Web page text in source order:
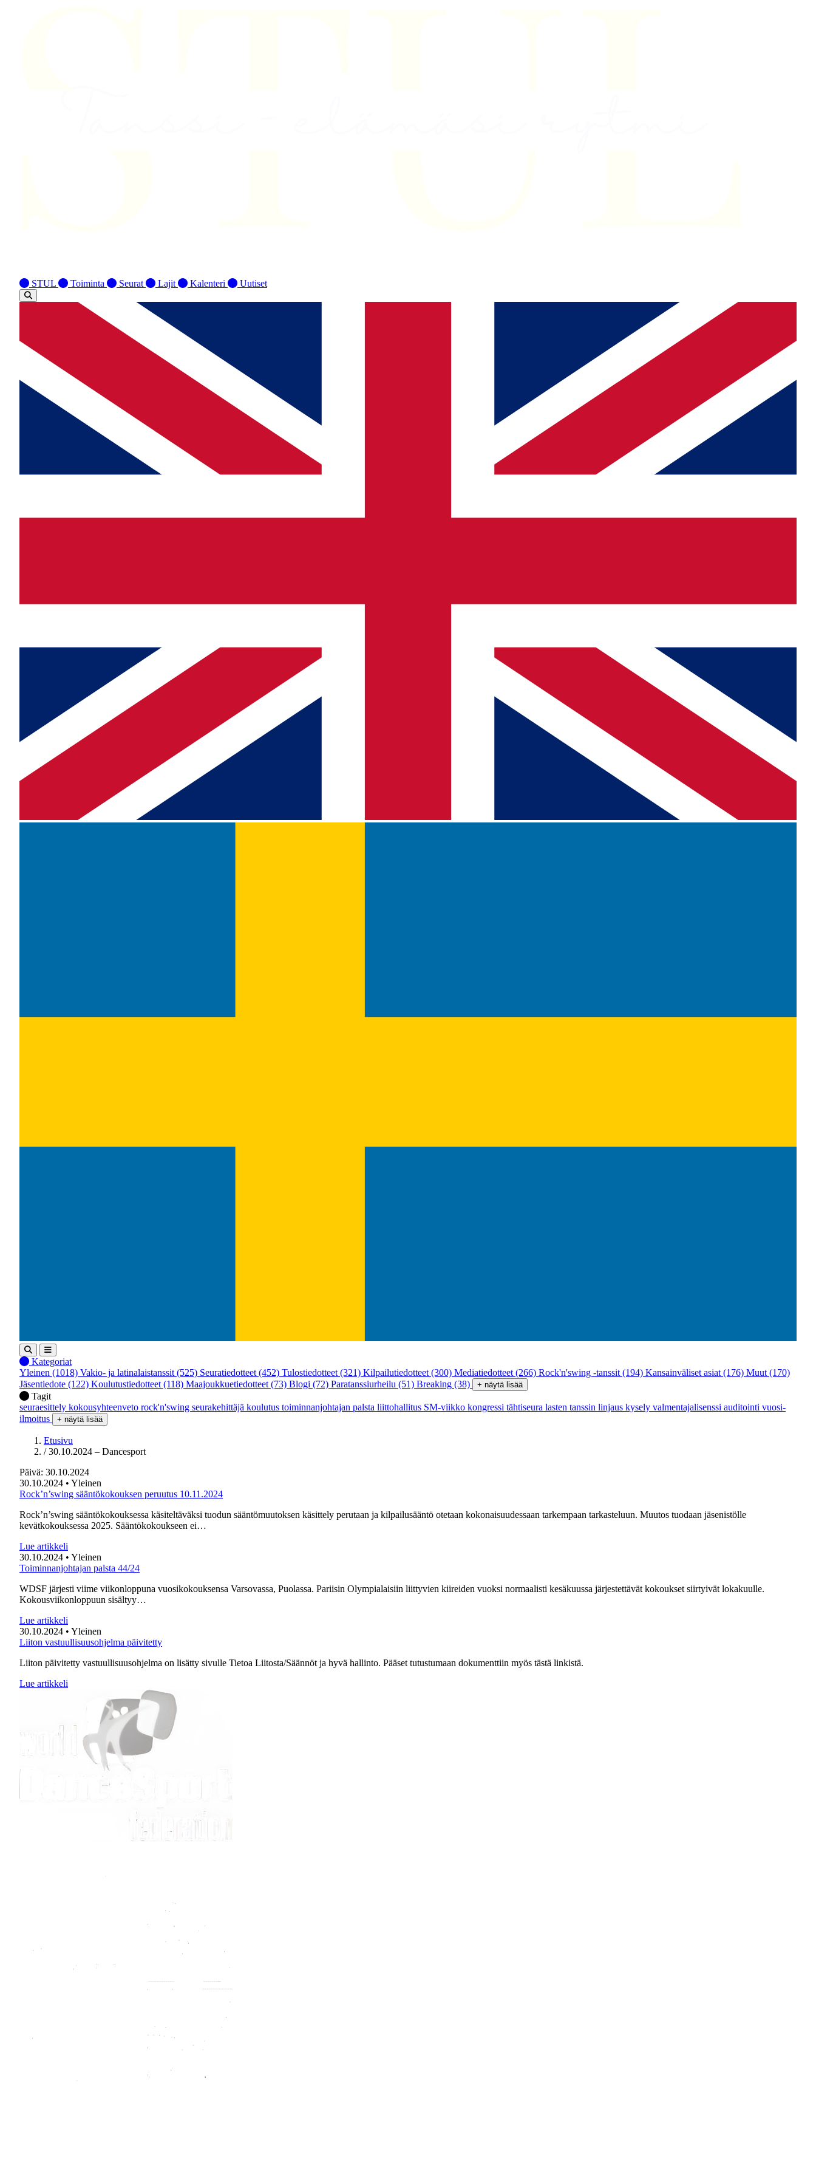
STUL Toiminta Seurat Lajit Kalenteri Uutiset
Kategoriat
Yleinen (1018) Vakio- ja latinalaistanssit (525) Seuratiedotteet (452) Tulostiedotteet (321) Kilpailutiedotteet (300) Mediatiedotteet (266) Rock'n'swing -tanssit (194) Kansainväliset asiat (176) Muut (170)
Jäsentiedote (122) Koulutustiedotteet (118) Maajoukkuetiedotteet (73) Blogi (72) Paratanssiurheilu (51) Breaking (38) + näytä lisää
Tagit
seuraesittely kokousyhteenveto rock'n'swing seurakehittäjä koulutus toiminnanjohtajan palsta liittohallitus SM-viikko kongressi tähtiseura lasten tanssin linjaus kysely valmentajalisenssi auditointi vuosi-
ilmoitus
+ näytä lisää
Etusivu
/ 30.10.2024 – Dancesport
Päivä: 30.10.2024
30.10.2024 • Yleinen
Rock’n’swing sääntökokouksen peruutus 10.11.2024
Rock’n’swing sääntökokouksessa käsiteltäväksi tuodun sääntömuutoksen käsittely perutaan ja kilpailusääntö otetaan kokonaisuudessaan tarkempaan tarkasteluun. Muutos tuodaan jäsenistölle
kevätkokouksessa 2025. Sääntökokoukseen ei…
Lue artikkeli
30.10.2024 • Yleinen
Toiminnanjohtajan palsta 44/24
WDSF järjesti viime viikonloppuna vuosikokouksensa Varsovassa, Puolassa. Pariisin Olympialaisiin liittyvien kiireiden vuoksi normaalisti kesäkuussa järjestettävät kokoukset siirtyivät lokakuulle.
Kokousviikonloppuun sisältyy…
Lue artikkeli
30.10.2024 • Yleinen
Liiton vastuullisuusohjelma päivitetty
Liiton päivitetty vastuullisuusohjelma on lisätty sivulle Tietoa Liitosta/Säännöt ja hyvä hallinto. Pääset tutustumaan dokumenttiin myös tästä linkistä.
Lue artikkeli